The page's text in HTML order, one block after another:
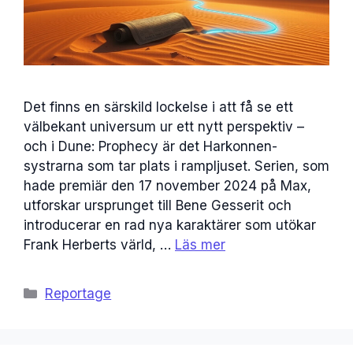
Det finns en särskild lockelse i att få se ett
välbekant universum ur ett nytt perspektiv –
och i Dune: Prophecy är det Harkonnen-
systrarna som tar plats i rampljuset. Serien, som
hade premiär den 17 november 2024 på Max,
utforskar ursprunget till Bene Gesserit och
introducerar en rad nya karaktärer som utökar
Frank Herberts värld, … Läs mer
Kategorier
Reportage